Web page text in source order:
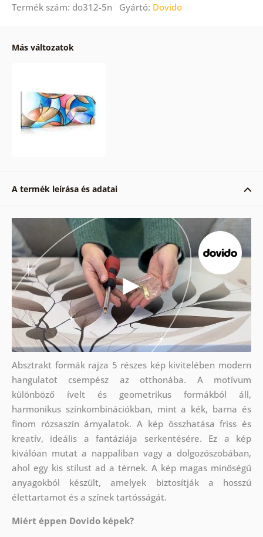
Termék szám: do312-5n Gyártó: Dovido
Más változatok
A termék leírása és adatai
Absztrakt formák rajza 5 részes kép kivitelében modern
hangulatot csempész az otthonába. A motívum
különböző ívelt és geometrikus formákból áll,
harmonikus színkombinációkban, mint a kék, barna és
finom rózsaszín árnyalatok. A kép összhatása friss és
kreatív, ideális a fantáziája serkentésére. Ez a kép
kiválóan mutat a nappaliban vagy a dolgozószobában,
ahol egy kis stílust ad a térnek. A kép magas minőségű
anyagokból készült, amelyek biztosítják a hosszú
élettartamot és a színek tartósságát.
Miért éppen Dovido képek?